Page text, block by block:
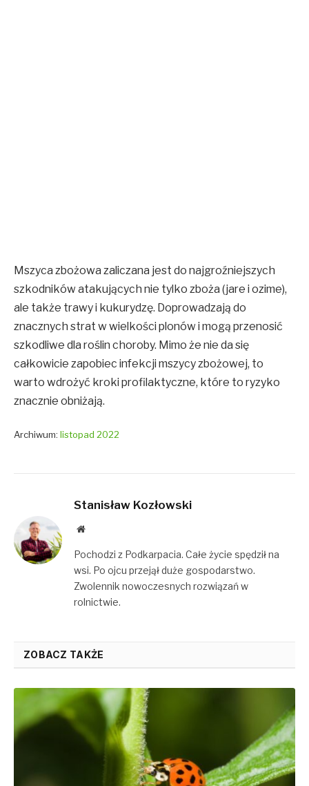
Mszyca zbożowa zaliczana jest do najgroźniejszych
szkodników atakujących nie tylko zboża (jare i ozime),
ale także trawy i kukurydzę. Doprowadzają do
znacznych strat w wielkości plonów i mogą przenosić
szkodliwe dla roślin choroby. Mimo że nie da się
całkowicie zapobiec infekcji mszycy zbożowej, to
warto wdrożyć kroki profilaktyczne, które to ryzyko
znacznie obniżają.
Archiwum: listopad 2022
Stanisław Kozłowski
Website
Pochodzi z Podkarpacia. Całe życie spędził na
wsi. Po ojcu przejął duże gospodarstwo.
Zwolennik nowoczesnych rozwiązań w
rolnictwie.
ZOBACZ TAKŻE